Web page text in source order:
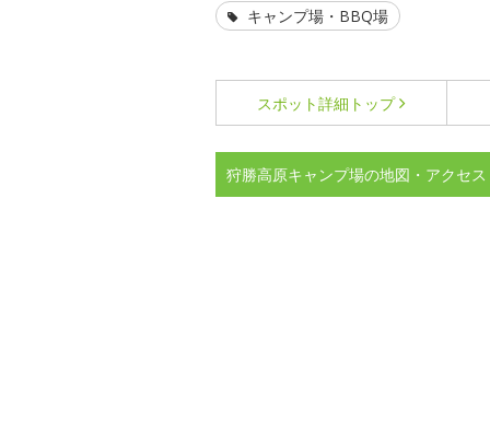
キャンプ場・BBQ場
スポット詳細 トップ
狩勝高原キャンプ場の地図・アクセス